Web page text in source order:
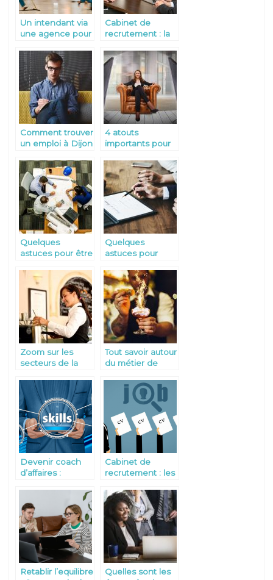
Un intendant via
une agence pour
maison
Cabinet de
recrutement : la
pour embaucher
Comment trouver
un emploi à Dijon
4 atouts
importants pour
bon emploi
Quelques
astuces pour être
performant au
boulot
Quelques
astuces pour
démission
Zoom sur les
secteurs de la
l’hôtellerie
Tout savoir autour
du métier de
Devenir coach
d’affaires :
conseils a suivre
Cabinet de
recrutement : les
d’y recourir
Retablir l’equilibre
Quelles sont les